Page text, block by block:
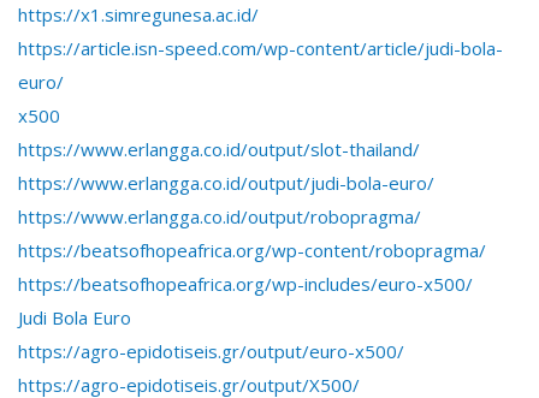
https://x1.simregunesa.ac.id/
https://article.isn-speed.com/wp-content/article/judi-bola-
euro/
x500
https://www.erlangga.co.id/output/slot-thailand/
https://www.erlangga.co.id/output/judi-bola-euro/
https://www.erlangga.co.id/output/robopragma/
https://beatsofhopeafrica.org/wp-content/robopragma/
https://beatsofhopeafrica.org/wp-includes/euro-x500/
Judi Bola Euro
https://agro-epidotiseis.gr/output/euro-x500/
https://agro-epidotiseis.gr/output/X500/